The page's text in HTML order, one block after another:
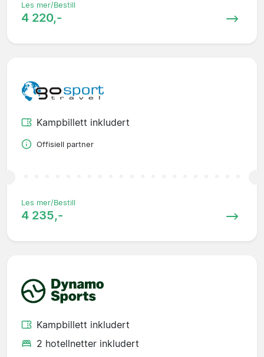
Les mer/Bestill
4 220,-
Kampbillett inkludert
Offisiell partner
Les mer/Bestill
4 235,-
Kampbillett inkludert
2 hotellnetter inkludert